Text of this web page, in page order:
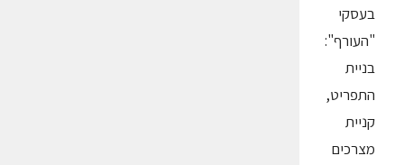
בעסקי
"העורף":
בניית
התפריט,
קניית
מצרכים